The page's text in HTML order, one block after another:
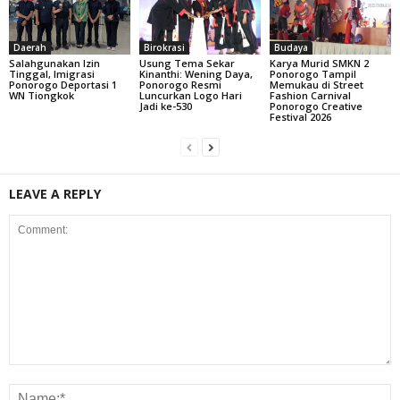
Daerah
Salahgunakan Izin
Tinggal, Imigrasi
Ponorogo Deportasi 1
WN Tiongkok
Birokrasi
Usung Tema Sekar
Kinanthi: Wening Daya,
Ponorogo Resmi
Luncurkan Logo Hari
Jadi ke-530
Budaya
Karya Murid SMKN 2
Ponorogo Tampil
Memukau di Street
Fashion Carnival
Ponorogo Creative
Festival 2026
LEAVE A REPLY